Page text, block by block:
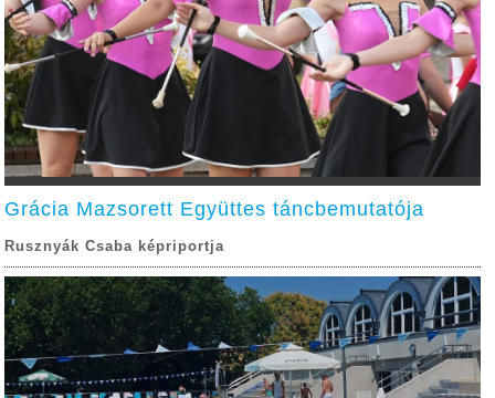
Grácia Mazsorett Együttes táncbemutatója
Rusznyák Csaba képriportja